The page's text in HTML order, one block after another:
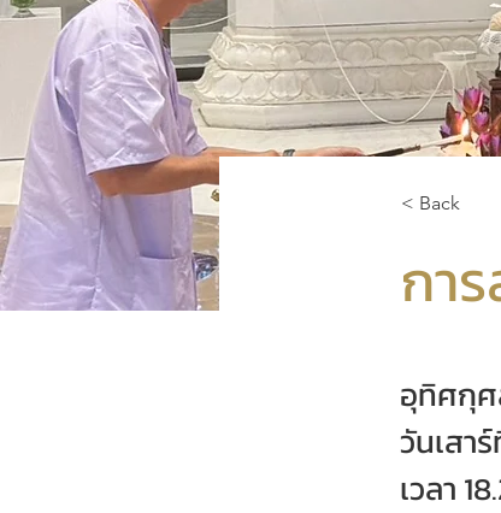
< Back
กา
อุทิศกุ
วันเสา
เวลา